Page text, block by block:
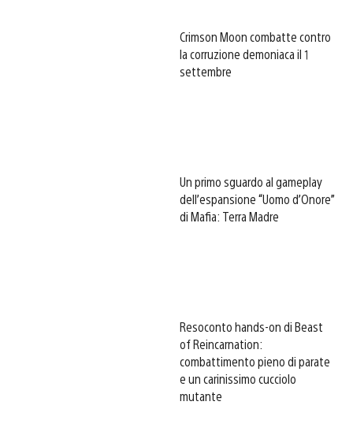
Crimson Moon combatte contro
la corruzione demoniaca il 1
settembre
Un primo sguardo al gameplay
dell’espansione “Uomo d’Onore”
di Mafia: Terra Madre
Resoconto hands-on di Beast
of Reincarnation:
combattimento pieno di parate
e un carinissimo cucciolo
mutante